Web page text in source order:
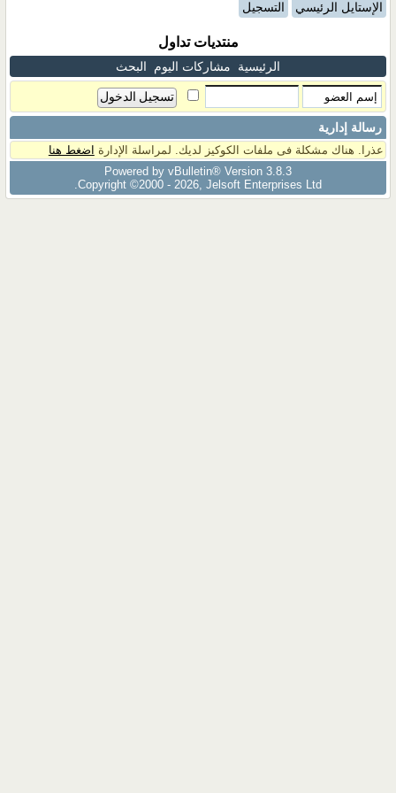
الإستايل الرئيسي التسجيل
منتديات تداول
الرئيسية مشاركات اليوم البحث
رسالة إدارية
عذرا. هناك مشكلة فى ملفات الكوكيز لديك. لمراسلة الإدارة اضغط هنا
Powered by vBulletin® Version 3.8.3
Copyright ©2000 - 2026, Jelsoft Enterprises Ltd.